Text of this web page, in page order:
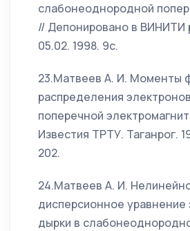
слабонеоднородной
// Депонировано в ВИНИТИ
05.02. 1998. 9с.
23.Матвеев А. И. Моменты
распределения
поперечной
Известия ТРТУ. Таганрог.
202.
24.Матвеев А. И.
дисперсионное уравнение
дырки в